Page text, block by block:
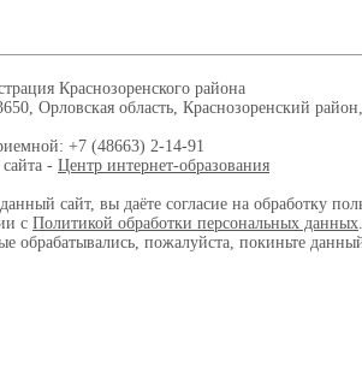
Краснозоренского района
Орловская область, Краснозоренский
+7 (48663) 2-14-91
сайта - Центр интернет-образования
сайт, вы даёте согласие на обработку
с Политикой обработки персональных данных
обрабатывались, пожалуйста, покиньте